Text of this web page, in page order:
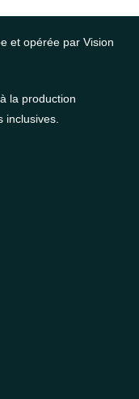
et opérée par Vision
la production
inclusives.